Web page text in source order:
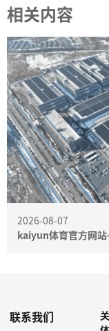
相关内容
2026-08-07
kaiyun体育官方网
联系我们